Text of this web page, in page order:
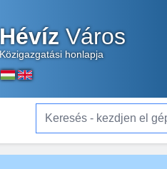
HévízVáros
Közigazgatási honlapja
Keresés - kezdjen el gépelni...